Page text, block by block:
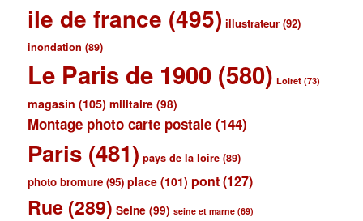
ile de france (495) illustrateur (92)
inondation (89)
Le Paris de 1900 (580) Loiret (73)
magasin (105) militaire (98)
Montage photo carte postale (144)
Paris (481) pays de la loire (89)
photo bromure (95) place (101) pont(127)
Rue (289) Seine (99) seine et marne (69)